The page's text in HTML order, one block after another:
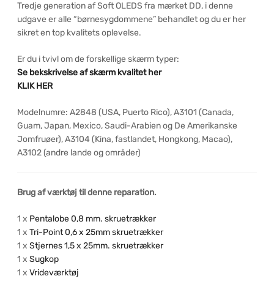
Tredje generation af Soft OLEDS fra mærket DD, i denne
udgave er alle “børnesygdommene” behandlet og du er her
sikret en top kvalitets oplevelse.
Er du i tvivl om de forskellige skærm typer:
Se bekskrivelse af skærm kvalitet her
KLIK HER
Modelnumre: A2848 (USA, Puerto Rico), A3101 (Canada,
Guam, Japan, Mexico, Saudi-Arabien og De Amerikanske
Jomfruøer), A3104 (Kina, fastlandet, Hongkong, Macao),
A3102 (andre lande og områder)
Brug af værktøj til denne reparation.
1 x Pentalobe 0,8 mm. skruetrækker
1 x Tri-Point 0,6 x 25mm skruetrækker
1 x Stjernes 1,5 x 25mm. skruetrækker
1 x Sugkop
1 x Vrideværktøj